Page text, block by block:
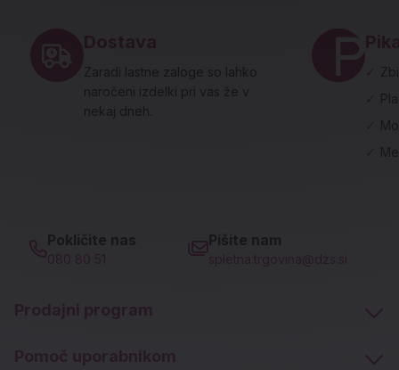
Dostava
Zaradi lastne zaloge so lahko
naročeni izdelki pri vas že v
nekaj dneh.
Pokličite nas
080 80 51
Pišite nam
spletna.trgovina@dzs.si
Prodajni program
Pomoč uporabnikom